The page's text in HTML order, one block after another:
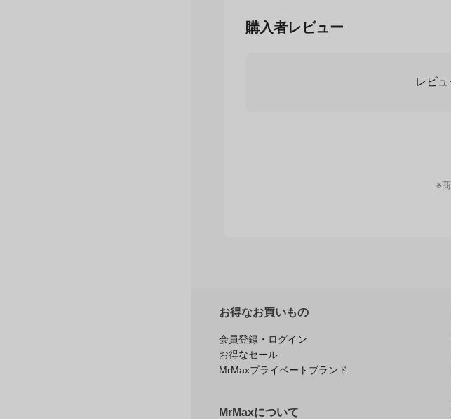
お得なお買いもの
会員登録・ログイン
お得なセール